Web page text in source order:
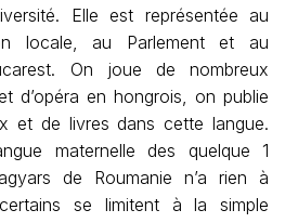
Elle est représentée au
locale, au Parlement et au
On joue de nombreux
d’opéra en hongrois, on publie
et de livres dans cette langue.
maternelle des quelque 1
de Roumanie n’a rien à
se limitent à la simple